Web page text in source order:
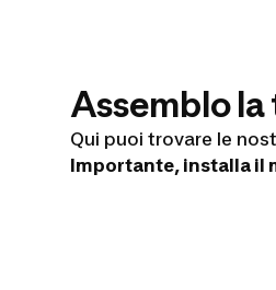
Assemblo
Qui puoi trovare le
Importante, installa il